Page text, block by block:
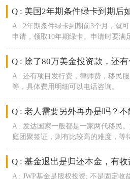
Q : 美国2年期条件绿卡到期后
A : 2年期条件绿卡到期前3个月，就
申请，领取10年期绿卡。申请时要满
相关规定。
Q : 除了80万美金投资款，还
A : 还有项目发行费，律师费，移民
等，具体费用明细可以电话咨询。
Q : 老人需要另外再办是吗？
A : 发达国家一般都是一家两代移民
庭团聚签证，则有比较高的难度，等
投资人的父母不能给爱尔兰造成任何
Q : 基金退出是归还本金，有收
A : JWP基金是股权投资; 不是固定收